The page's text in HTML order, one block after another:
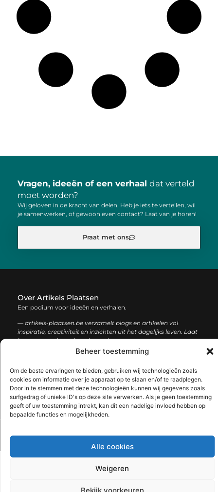
Beheer toestemming
Om de beste ervaringen te bieden, gebruiken wij technologieën zoals
cookies om informatie over je apparaat op te slaan en/of te raadplegen.
Door in te stemmen met deze technologieën kunnen wij gegevens zoals
surfgedrag of unieke ID's op deze site verwerken. Als je geen toestemming
geeft of uw toestemming intrekt, kan dit een nadelige invloed hebben op
bepaalde functies en mogelijkheden.
Alle cookies
Weigeren
Bekijk voorkeuren
Vragen, ideeën of een verhaal dat verteld
moet worden?
Wij geloven in de kracht van delen. Heb je iets te vertellen, wil
je samenwerken, of gewoon even contact? Laat van je horen!
Praat met ons
Over Artikels Plaatsen
Een podium voor ideeën en verhalen.
— artikels-plaatsen.be verzamelt blogs en artikelen vol
inspiratie, creativiteit en inzichten uit het dagelijks leven. Laat
je verrassen door uiteenlopende content.
informatie
Bericht categorie
@2025 www.artikels-plaatsen.be. All Right Reserved.​